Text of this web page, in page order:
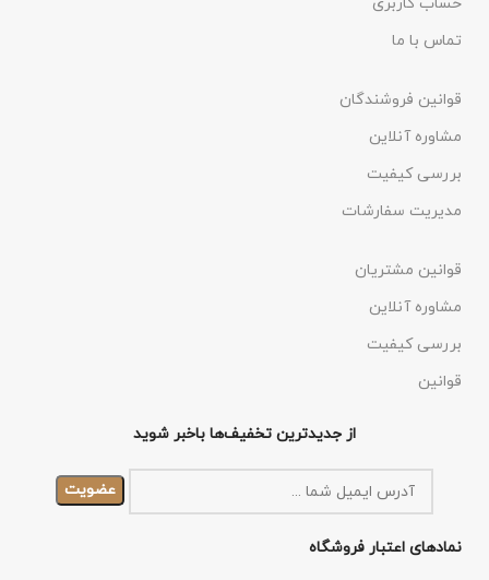
تماس با ما
قوانین فروشندگان
مشاوره آنلاین
بررسی کیفیت
مدیریت سفارشات
قوانین مشتریان
مشاوره آنلاین
بررسی کیفیت
قوانین
از جدیدترین تخفیف‌ها باخبر شوید
نمادهای اعتبار فروشگاه